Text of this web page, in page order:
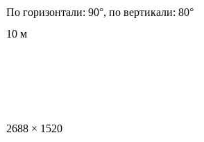
По горизонтали: 90°, по вертикали: 80°
10 м
2688 × 1520